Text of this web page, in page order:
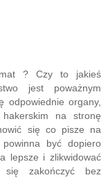
? Czy to jakieś
jest poważnym
odpowiednie organy,
hakerskim na stronę
się co pisze na
być dopiero
lepsze i zlikwidować
się zakończyć bez